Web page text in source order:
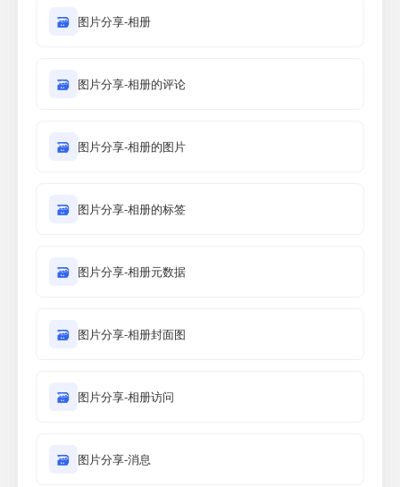
🗃 图片分享-相册
🗃 图片分享-相册的评论
🗃 图片分享-相册的图片
🗃 图片分享-相册的标签
🗃 图片分享-相册元数据
🗃 图片分享-相册封面图
🗃 图片分享-相册访问
🗃 图片分享-消息